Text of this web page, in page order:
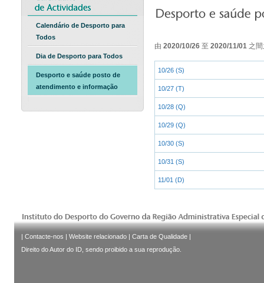
Calendário de Desporto para
Todos
Dia de Desporto para Todos
Desporto e saúde posto de
atendimento e informação
由 2020/10/26 至 2020/11/01 之
10/26 (S)
10/27 (T)
10/28 (Q)
10/29 (Q)
10/30 (S)
10/31 (S)
11/01 (D)
| Contacte-nos | Website relacionado | Carta de Qualidade |
Direito do Autor do ID, sendo proibido a sua reprodução.